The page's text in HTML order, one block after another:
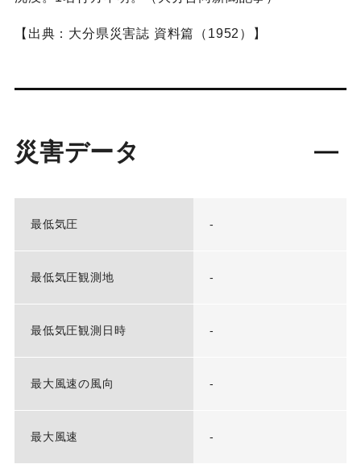
【出典：大分県災害誌 資料篇（1952）】
災害データ
最低気圧 -
最低気圧観測地 -
最低気圧観測日時 -
最大風速の風向 -
最大風速 -